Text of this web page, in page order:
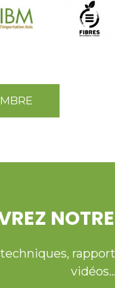
vidéos...